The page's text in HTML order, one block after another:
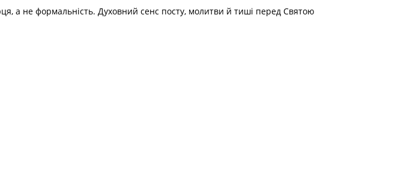
а не формальність. Духовний сенс посту, молитви й тиші перед Святою